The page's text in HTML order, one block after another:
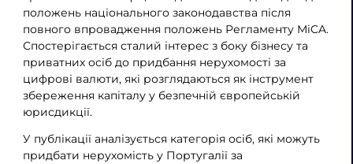
положень національного законодавства після
повного впровадження положень Регламенту MiCA.
Спостерігається сталий інтерес з боку бізнесу та
приватних осіб до придбання нерухомості за
цифрові валюти, які розглядаються як інструмент
збереження капіталу у безпечній європейській
юрисдикції.
У публікації аналізується категорія осіб, які можуть
придбати нерухомість у Португалії за